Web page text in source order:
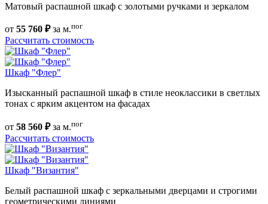
Матовый распашной шкаф с золотыми ручками и зеркалом
от 55 760 ₽за м.пог
Рассчитать стоимость
Шкаф "Флер"
Изысканный распашной шкаф в стиле неоклассики в светлых
тонах с ярким акцентом на фасадах
от 58 560 ₽за м.пог
Рассчитать стоимость
Шкаф "Византия"
Белый распашной шкаф с зеркальными дверцами и строгими
геометрическими линиями